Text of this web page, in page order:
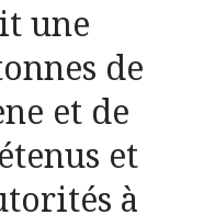
une
de
et de
et
à